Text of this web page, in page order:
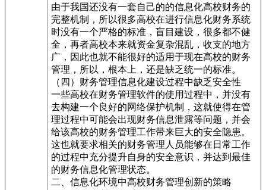
由于我国还没有一套自己的的信息化高校财务的
完整机制，所以很多高校在进行信息化财务系统
时没有一个严格的标准，盲目建设，很多都不健
全，再者高校本来就资金复杂混乱，收支的地方
广，因此也就不能很好的适用于现在高校的财务
管理，所以，根本上，还是缺乏统一的标准。
（四）财务管理信息化建设过程中缺乏安全性
一些高校在财务管理软件的使用过程中，并没有
去构建一个良好的网络保护机制，这就使得在管
理过程中可能会出现财务信息泄露等问题，并会
给该高校的财务管理工作带来巨大的安全隐患。
这也就要求相关的财务管理人员能够在日常工作
的过程中充分提升自身的安全意识，并达到最佳
的财务信息化管理状态。
二、信息化环境中高校财务管理创新的策略